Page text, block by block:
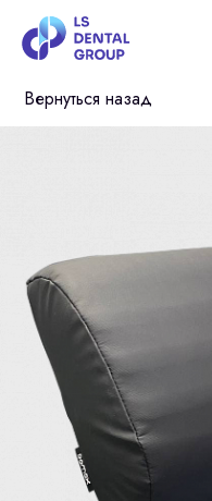
Вернуться назад